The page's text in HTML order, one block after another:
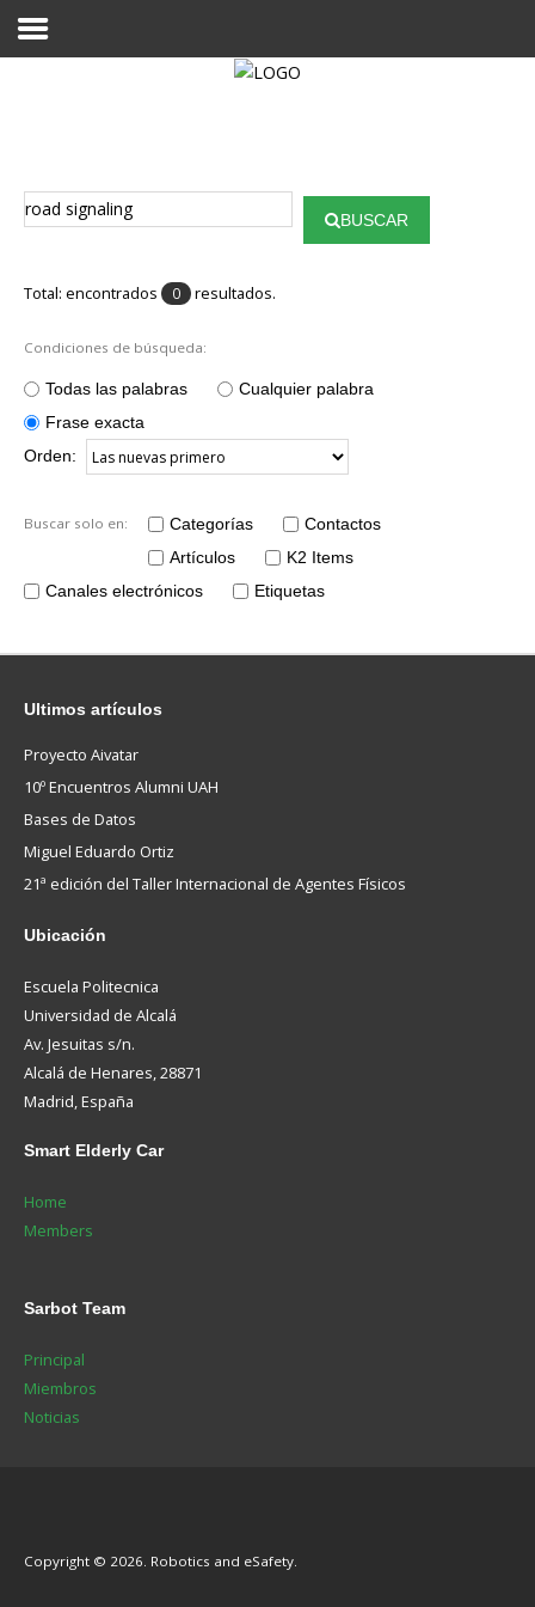
BUSCAR
Total: encontrados 0 resultados.
Condiciones de búsqueda:
Todas las palabras
Cualquier palabra
Frase exacta
Orden:
Buscar solo en: Categorías
Contactos
Artículos
K2 Items
Canales electrónicos
Etiquetas
Ultimos artículos
Proyecto Aivatar
10º Encuentros Alumni UAH
Bases de Datos
Miguel Eduardo Ortiz
21ª edición del Taller Internacional de Agentes Físicos
Ubicación
Escuela Politecnica
Universidad de Alcalá
Av. Jesuitas s/n.
Alcalá de Henares, 28871
Madrid, España
Smart Elderly Car
Home
Members
Sarbot Team
Principal
Miembros
Noticias
Copyright © 2026. Robotics and eSafety.